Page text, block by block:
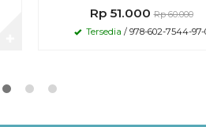
Rp 51.000 Rp 60.000
Tersedia / 978-602-7544-97-